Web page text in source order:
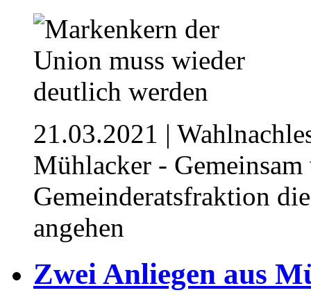
21.03.2021 |
Mühlacker -
Gemeinderatsfraktion
angehen
Zwei Anliegen aus